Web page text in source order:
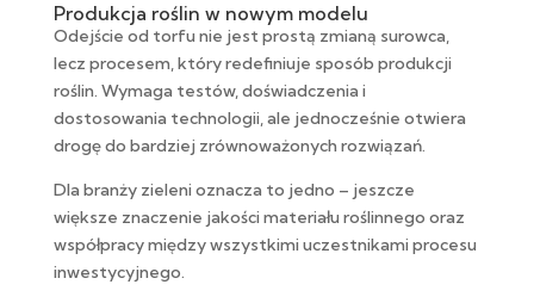
Produkcja roślin w nowym modelu
Odejście od torfu nie jest prostą zmianą surowca,
lecz procesem, który redefiniuje sposób produkcji
roślin. Wymaga testów, doświadczenia i
dostosowania technologii, ale jednocześnie otwiera
drogę do bardziej zrównoważonych rozwiązań.
Dla branży zieleni oznacza to jedno – jeszcze
większe znaczenie jakości materiału roślinnego oraz
współpracy między wszystkimi uczestnikami procesu
inwestycyjnego.